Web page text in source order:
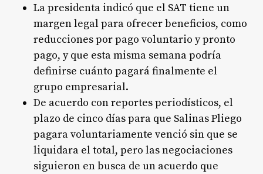
La presidenta indicó que el SAT tiene un
margen legal para ofrecer beneficios, como
reducciones por pago voluntario y pronto
pago, y que esta misma semana podría
definirse cuánto pagará finalmente el
grupo empresarial.
De acuerdo con reportes periodísticos, el
plazo de cinco días para que Salinas Pliego
pagara voluntariamente venció sin que se
liquidara el total, pero las negociaciones
siguieron en busca de un acuerdo que